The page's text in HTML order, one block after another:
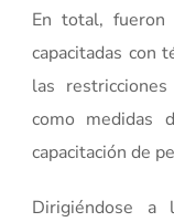
En total,
capacitadas con
las
como medidas
capacitación de
Dirigiéndose a